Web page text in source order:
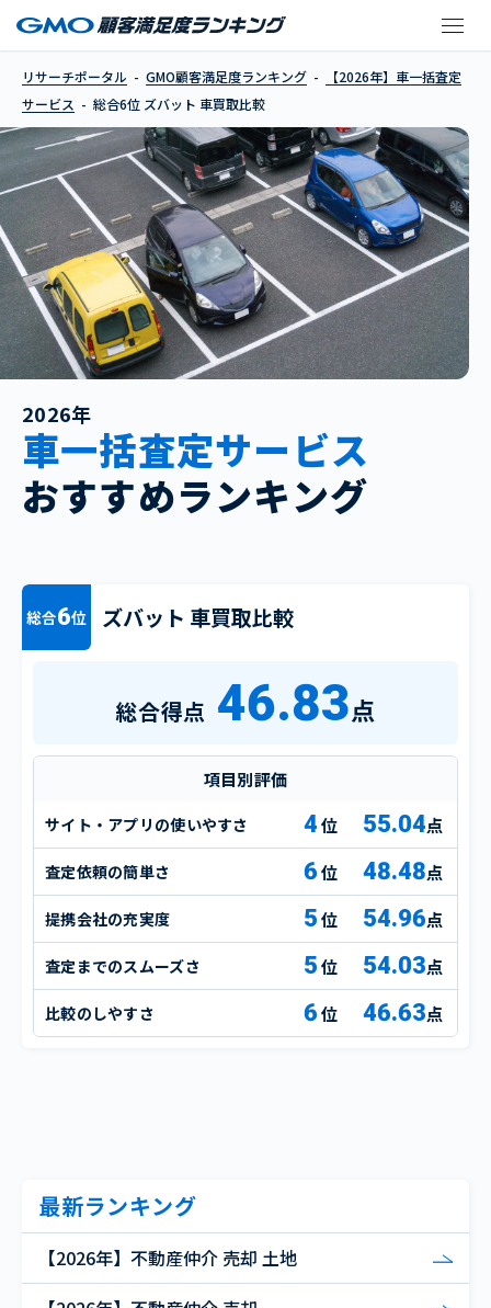
ズバット 車買取比較
リサーチポータル GMO顧客満足度ランキング
【2026年】車一括査定
サービス
総合6位 ズバット 車買取比較
2026年
車一括査定サービス
おすすめランキング
総合6位 ズバット 車買取比較
総合得点 46.83点
項目別評価
サイト・アプリの使いやすさ 4 55.04点
査定依頼の簡単さ 6 48.48点
提携会社の充実度 5 54.96点
査定までのスムーズさ 5 54.03点
比較のしやすさ 6 46.63点
最新ランキング
【2026年】不動産仲介 売却 土地